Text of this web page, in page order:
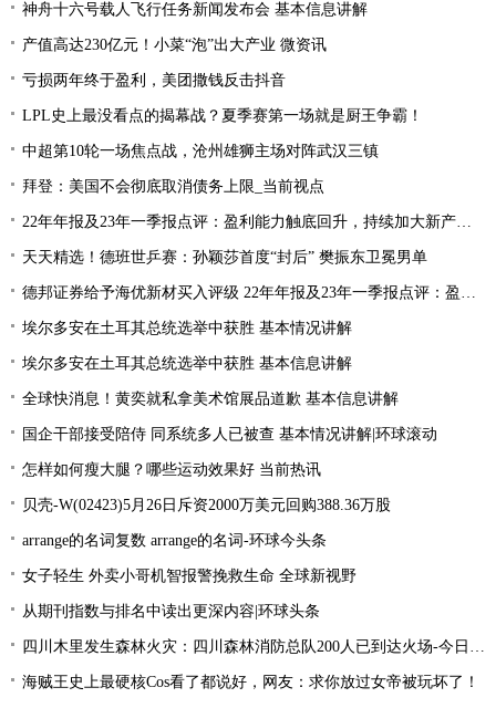
神舟十六号载人飞行任务新闻发布会 基本信息讲解
产值高达230亿元！小菜“泡”出大产业 微资讯
亏损两年终于盈利，美团撒钱反击抖音
LPL史上最没看点的揭幕战？夏季赛第一场就是厨王争霸！
中超第10轮一场焦点战，沧州雄狮主场对阵武汉三镇
拜登：美国不会彻底取消债务上限_当前视点
22年年报及23年一季报点评：盈利能力触底回升，持续加大新产品研发
天天精选！德班世乒赛：孙颖莎首度“封后” 樊振东卫冕男单
德邦证券给予海优新材买入评级 22年年报及23年一季报点评：盈利能力触底回升 持续加大新产品研发
埃尔多安在土耳其总统选举中获胜 基本情况讲解
埃尔多安在土耳其总统选举中获胜 基本信息讲解
全球快消息！黄奕就私拿美术馆展品道歉 基本信息讲解
国企干部接受陪侍 同系统多人已被查 基本情况讲解|环球滚动
怎样如何瘦大腿？哪些运动效果好 当前热讯
贝壳-W(02423)5月26日斥资2000万美元回购388.36万股
arrange的名词复数 arrange的名词-环球今头条
女子轻生 外卖小哥机智报警挽救生命 全球新视野
从期刊指数与排名中读出更深内容|环球头条
四川木里发生森林火灾：四川森林消防总队200人已到达火场-今日关注
海贼王史上最硬核Cos看了都说好，网友：求你放过女帝被玩坏了！